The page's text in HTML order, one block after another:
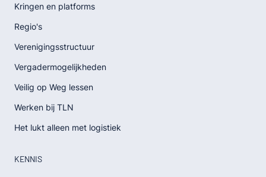
Kringen en platforms
Regio's
Verenigingsstructuur
Vergadermogelijkheden
Veilig op Weg lessen
Werken bij TLN
Het lukt alleen met logistiek
KENNIS